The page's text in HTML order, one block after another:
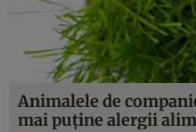
Animalele de
mai puține alergii